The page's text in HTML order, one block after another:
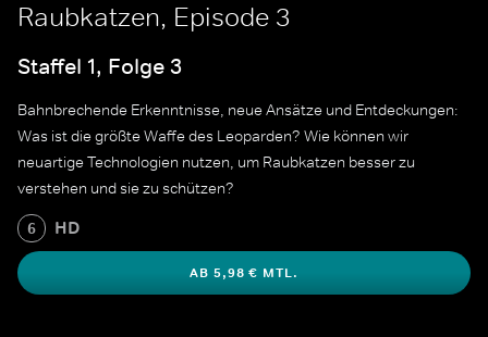
Raubkatzen, Episode 3
Staffel 1, Folge 3
Bahnbrechende Erkenntnisse, neue Ansätze und Entdeckungen:
Was ist die größte Waffe des Leoparden? Wie können wir
neuartige Technologien nutzen, um Raubkatzen besser zu
verstehen und sie zu schützen?
6 HD
AB 5,98 € MTL.